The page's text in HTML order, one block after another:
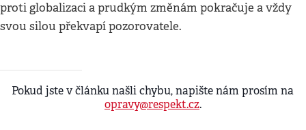
proti globalizaci a prudkým změnám pokračuje a vždy
svou silou překvapí pozorovatele.
Pokud jste v článku našli chybu, napište nám prosím na
opravy@respekt.cz.